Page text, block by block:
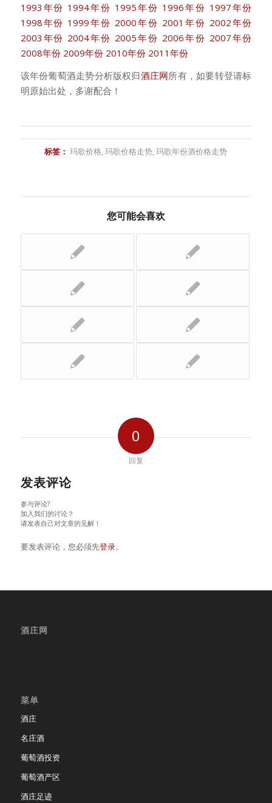
1993年份 1994年份 1995年份 1996年份 1997年份
1998年份 1999年份 2000年份 2001年份 2002年份
2003年份 2004年份 2005年份 2006年份 2007年份
2008年份 2009年份 2010年份 2011年份
该年份葡萄酒走势分析版权归酒庄网所有，如要转登请标
明原始出处，多谢配合！
标签： 玛歌价格,玛歌价格走势,玛歌年份酒价格走势
您可能会喜欢
0
回复
发表评论
参与评论?
加入我们的讨论？
请发表自己对文章的见解！
要发表评论，您必须先登录。
酒庄网
菜单
酒庄
名庄酒
葡萄酒投资
葡萄酒产区
酒庄足迹